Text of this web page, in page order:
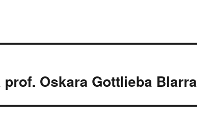
Oskara Gottlieba Blarra